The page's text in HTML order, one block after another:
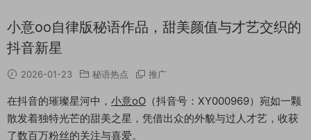
小意oo自律版秘语作品，甜美颜值与才艺交织的
抖音新星
2026-01-23 秘语热点 推广
在抖音的璀璨星河中， 小意oO （抖音号：XY000969）宛如一颗
散发着独特光芒的甜美之星，凭借出众的外貌与过人才艺，收获
了数百万粉丝的关注与喜爱。